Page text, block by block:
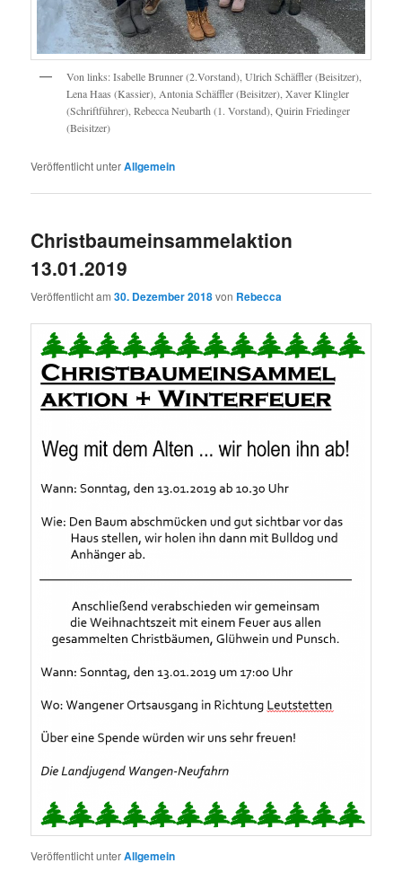
Von links: Isabelle Brunner (2.Vorstand), Ulrich Schäffler (Beisitzer),
Lena Haas (Kassier), Antonia Schäffler (Beisitzer), Xaver Klingler
(Schriftführer), Rebecca Neubarth (1. Vorstand), Quirin Friedinger
(Beisitzer)
Veröffentlicht unterAllgemein
Christbaumeinsammelaktion
13.01.2019
Veröffentlicht am30. Dezember 2018von Rebecca
Veröffentlicht unterAllgemein